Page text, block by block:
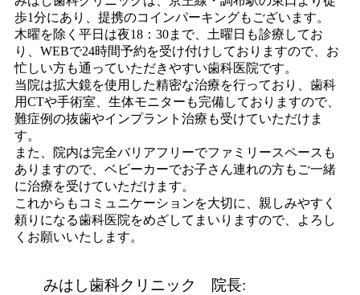
歩1分にあり、提携のコインパーキングもございます。
木曜を除く平日は夜18：30まで、土曜日も診療してお
り、WEBで24時間予約を受け付けしておりますので、お
忙しい方も通っていただきやすい歯科医院です。
当院は拡大鏡を使用した精密な治療を行っており、歯科
用CTや手術室、生体モニターも完備しておりますので、
難症例の抜歯やインプラント治療も受けていただけま
す。
また、院内は完全バリアフリーでファミリースペースも
ありますので、ベビーカーでお子さん連れの方もご一緒
に治療を受けていただけます。
これからもコミュニケーションを大切に、親しみやすく
頼りになる歯科医院をめざしてまいりますので、よろし
くお願いいたします。
みはし歯科クリニック 院長: